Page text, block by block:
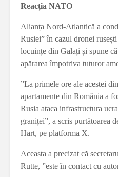
Reacția NATO
Alianța Nord-Atlantică a
Rusiei” în cazul dronei
locuințe din Galați și spune
apărarea împotriva tuturor
”La primele ore ale acestei
apartamente din România a
Rusia ataca infrastructura
graniței”, a scris purtătoarea
Hart, pe platforma X.
Aceasta a precizat că
Rutte, ”este în contact cu